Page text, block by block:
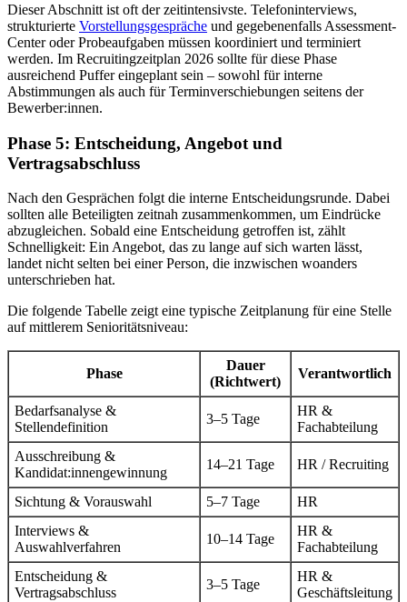
Dieser Abschnitt ist oft der zeitintensivste. Telefoninterviews,
strukturierte Vorstellungsgespräche und gegebenenfalls Assessment-
Center oder Probeaufgaben müssen koordiniert und terminiert
werden. Im Recruitingzeitplan 2026 sollte für diese Phase
ausreichend Puffer eingeplant sein – sowohl für interne
Abstimmungen als auch für Terminverschiebungen seitens der
Bewerber:innen.
Phase 5: Entscheidung, Angebot und
Vertragsabschluss
Nach den Gesprächen folgt die interne Entscheidungsrunde. Dabei
sollten alle Beteiligten zeitnah zusammenkommen, um Eindrücke
abzugleichen. Sobald eine Entscheidung getroffen ist, zählt
Schnelligkeit: Ein Angebot, das zu lange auf sich warten lässt,
landet nicht selten bei einer Person, die inzwischen woanders
unterschrieben hat.
Die folgende Tabelle zeigt eine typische Zeitplanung für eine Stelle
auf mittlerem Senioritätsniveau:
Phase
Dauer
(Richtwert)
Verantwortlich
Bedarfsanalyse &
Stellendefinition
3–5 Tage
HR &
Fachabteilung
Ausschreibung &
Kandidat:innengewinnung
14–21 Tage HR / Recruiting
Sichtung & Vorauswahl 5–7 Tage
HR
Interviews &
Auswahlverfahren
10–14 Tage
HR &
Fachabteilung
Entscheidung &
Vertragsabschluss
3–5 Tage
HR &
Geschäftsleitung